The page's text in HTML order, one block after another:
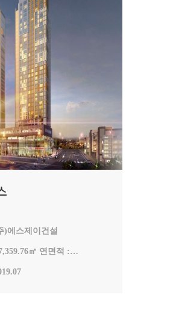
)에스제이건설
㎡ 연면적 :
건폐율 : 68.62% 지하